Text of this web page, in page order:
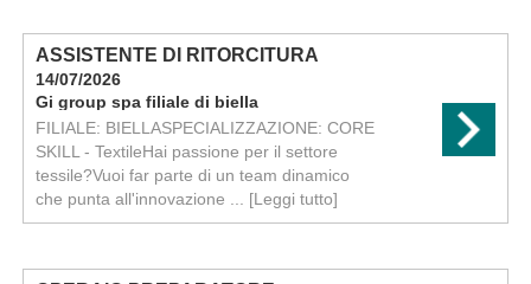
ASSISTENTE DI RITORCITURA
14/07/2026
Gi group spa filiale di biella
FILIALE: BIELLASPECIALIZZAZIONE: CORE
SKILL - TextileHai passione per il settore
tessile?Vuoi far parte di un team dinamico
che punta all'innovazione ... [Leggi tutto]